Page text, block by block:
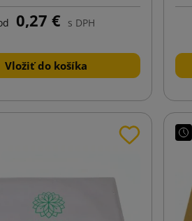
0,27 € s DPH
Vložiť do košíka